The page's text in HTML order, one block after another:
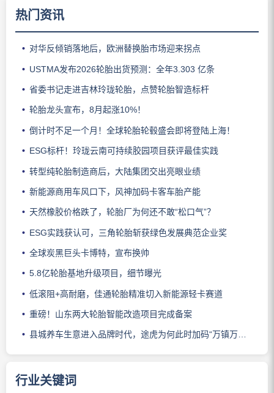
热门资讯
对华反倾销落地后，欧洲替换胎市场迎来拐点
USTMA发布2026轮胎出货预测：全年3.303 亿条
省委书记走进吉林玲珑轮胎，点赞轮胎智造标杆
轮胎龙头宣布，8月起涨10%！
倒计时不足一个月！全球轮胎轮毂盛会即将登陆上海！
ESG标杆！玲珑云南可持续胶园项目获评最佳实践
转型纯轮胎制造商后，大陆集团交出亮眼业绩
新能源商用车风口下，风神加码卡客车胎产能
天然橡胶价格跌了，轮胎厂为何还不敢“松口气”？
ESG实践获认可，三角轮胎斩获绿色发展典范企业奖
全球炭黑巨头卡博特，宣布换帅
5.8亿轮胎基地升级项目，细节曝光
低滚阻+高耐磨，佳通轮胎精准切入新能源轻卡赛道
重磅！山东两大轮胎智能改造项目完成备案
县城养车生意进入品牌时代，途虎为何此时加码“万镇万店”？
行业关键词